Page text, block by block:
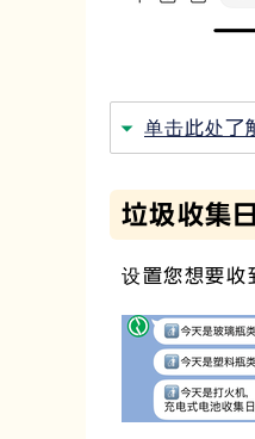
单击此处了
垃圾收集
设置您想要收